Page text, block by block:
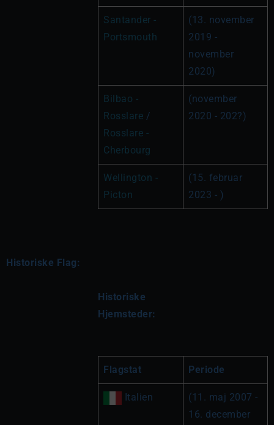
Santander -
Portsmouth
(13. november
2019 -
november
2020)
Bilbao -
Rosslare
Rosslare -
Cherbourg
(november
2020 - 202?)
Wellington -
Picton
(15. februar
2023 - )
Historiske Flag:
Historiske
Hjemsteder:
Flagstat Periode
(11. maj 2007 -
16. december